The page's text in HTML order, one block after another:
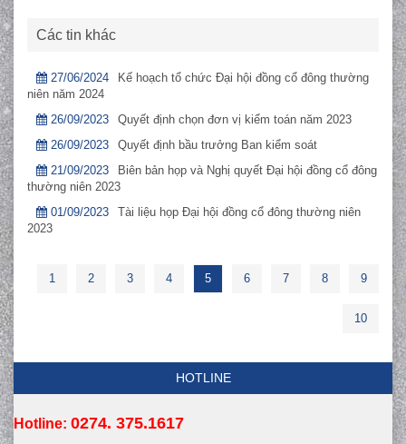
Các tin khác
27/06/2024
Kế hoạch tổ chức Đại hội đồng cổ đông thường
niên năm 2024
26/09/2023
Quyết định chọn đơn vị kiểm toán năm 2023
26/09/2023
Quyết định bầu trưởng Ban kiểm soát
21/09/2023
Biên bản họp và Nghị quyết Đại hội đồng cổ đông
thường niên 2023
01/09/2023
Tài liệu họp Đại hội đồng cổ đông thường niên
2023
1 2 3 4 5 6 7 8 9
10
HOTLINE
Hotline: 0274. 375.1617